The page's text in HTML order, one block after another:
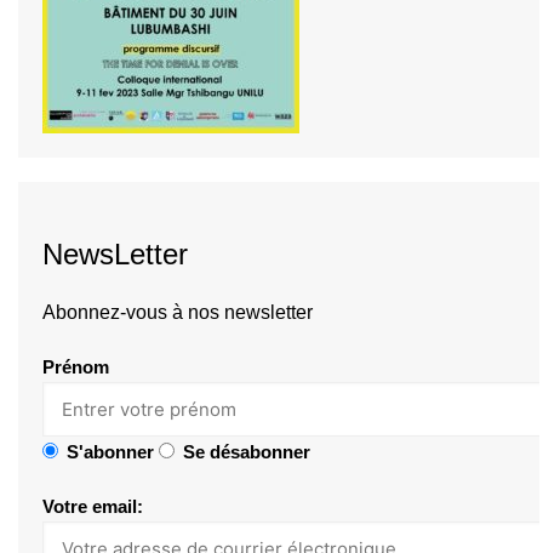
NewsLetter
Abonnez-vous à nos newsletter
Prénom
S'abonner Se désabonner
Votre email: